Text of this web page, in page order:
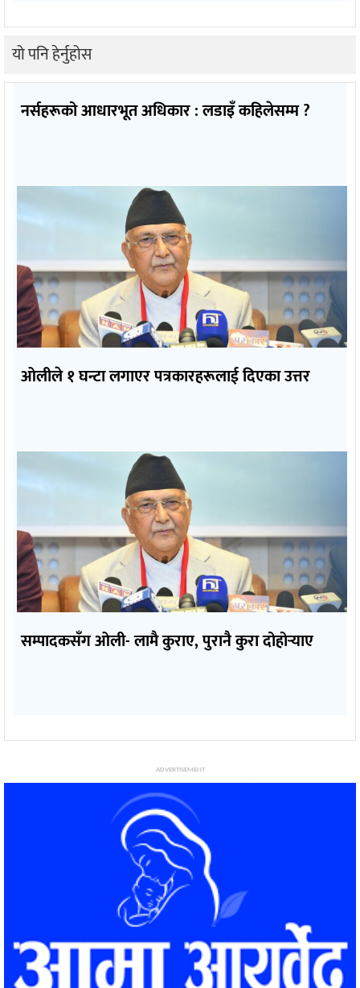
यो पनि हेर्नुहोस
नर्सहरूको आधारभूत अधिकार : लडाइँ कहिलेसम्म ?
ओलीले १ घन्टा लगाएर पत्रकारहरूलाई दिएका उत्तर
सम्पादकसँग ओली- लामै कुराए, पुरानै कुरा दोहोर्‍याए
ADVERTISEMENT